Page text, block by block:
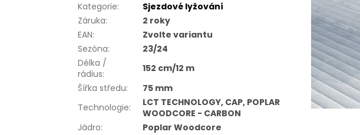
Kategorie:
Sjezdové lyžování
Záruka:
2 roky
EAN:
Zvolte variantu
Sezóna:
23/24
Délka /
rádius:
152 cm/12 m
Šířka středu:
75 mm
Technologie:
LCT TECHNOLOGY, CAP, POPLAR
WOODCORE - CARBON
Jádro:
Poplar Woodcore